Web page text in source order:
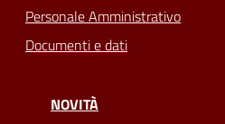
Personale Amministrativo
Documenti e dati
NOVITÀ